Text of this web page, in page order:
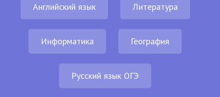
Английский язык Литература
Информатика География
Русский язык ОГЭ